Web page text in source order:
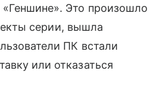
Это произошло
серии, вышла
ПК встали
или отказаться